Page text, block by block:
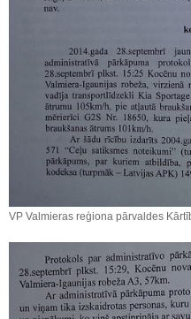
VP Valmieras reģiona pārvaldes